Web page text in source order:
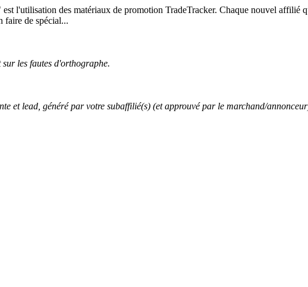
l'utilisation des matériaux de promotion TradeTracker. Chaque nouvel affilié
faire de spécial...
les fautes d'orthographe.
et lead, généré par votre subaffilié(s) (et approuvé par le marchand/